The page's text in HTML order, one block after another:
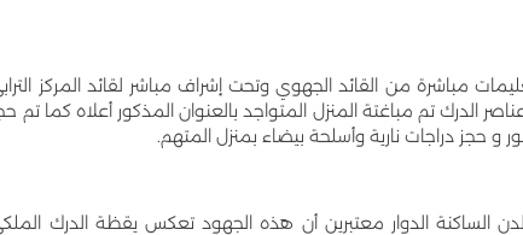
مباشرة من القائد الجهوي وتحت إشراف مباشر لقائد المركز
تم مباغتة المنزل المتواجد بالعنوان المذكور أعلاه كما تم
حجز دراجات نارية وأسلحة بيضاء بمنزل المتهم.
الساكنة الدوار معتبرين أن هذه الجهود تعكس يقظة الدرك